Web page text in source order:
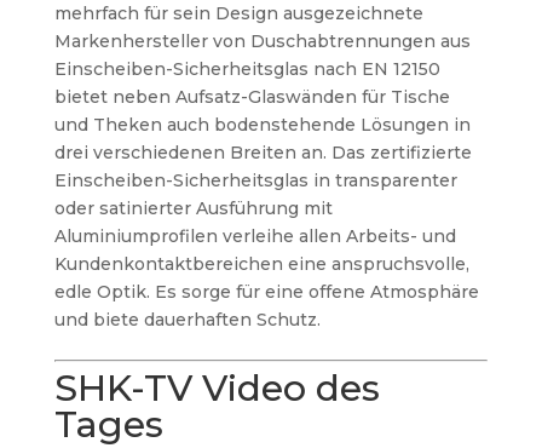
mehrfach für sein Design ausgezeichnete
Markenhersteller von Duschabtrennungen aus
Einscheiben-Sicherheitsglas nach EN 12150
bietet neben Aufsatz-Glaswänden für Tische
und Theken auch bodenstehende Lösungen in
drei verschiedenen Breiten an. Das zertifizierte
Einscheiben-Sicherheitsglas in transparenter
oder satinierter Ausführung mit
Aluminiumprofilen verleihe allen Arbeits- und
Kundenkontaktbereichen eine anspruchsvolle,
edle Optik. Es sorge für eine offene Atmosphäre
und biete dauerhaften Schutz.
SHK-TV Video des
Tages